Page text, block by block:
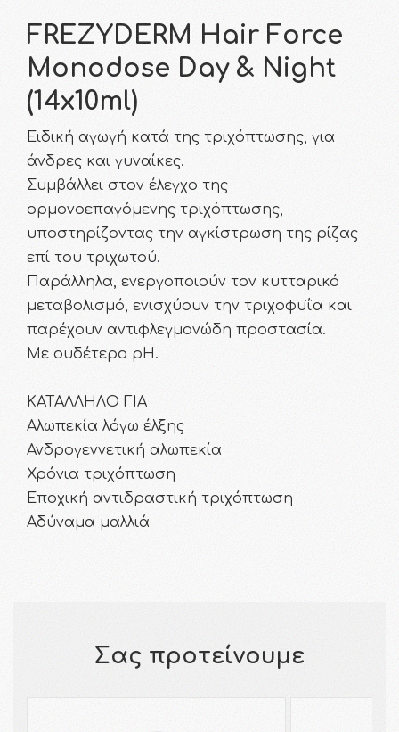
FREZYDERM Hair Force
Monodose Day & Night
(14x10ml)
Ειδική αγωγή κατά της τριχόπτωσης, για
άνδρες και γυναίκες.
Συμβάλλει στον έλεγχο της
ορμονοεπαγόμενης τριχόπτωσης,
υποστηρίζοντας την αγκίστρωση της ρίζας
επί του τριχωτού.
Παράλληλα, ενεργοποιούν τον κυτταρικό
μεταβολισμό, ενισχύουν την τριχοφυΐα και
παρέχουν αντιφλεγμονώδη προστασία.
Με ουδέτερο pH.
ΚΑΤΑΛΛΗΛΟ ΓΙΑ
Αλωπεκία λόγω έλξης
Ανδρογεννετική αλωπεκία
Χρόνια τριχόπτωση
Εποχική αντιδραστική τριχόπτωση
Αδύναμα μαλλιά
Σας προτείνουμε